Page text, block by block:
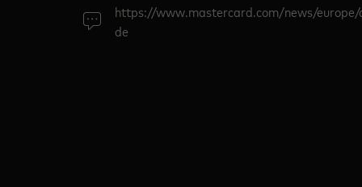
https://www.mastercard.com/news/europe/
de